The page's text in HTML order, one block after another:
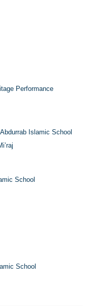
Performance
Islamic School
School
School